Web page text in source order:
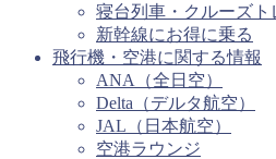
寝台列車・クルーズト
新幹線にお得に乗る
飛行機・空港に関する情報
ANA（全日空）
Delta（デルタ航空）
JAL（日本航空）
空港ラウンジ